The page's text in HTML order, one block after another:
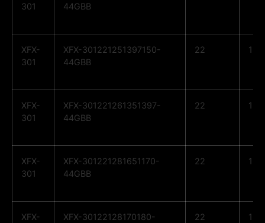
301
44GBB
XFX-
301
XFX-301221251397150-
44GBB
22 12
XFX-
301
XFX-301221261351397-
44GBB
22 12
XFX-
301
XFX-301221281651170-
44GBB
22 12
XFX-
XFX-30122128170180-
22 12